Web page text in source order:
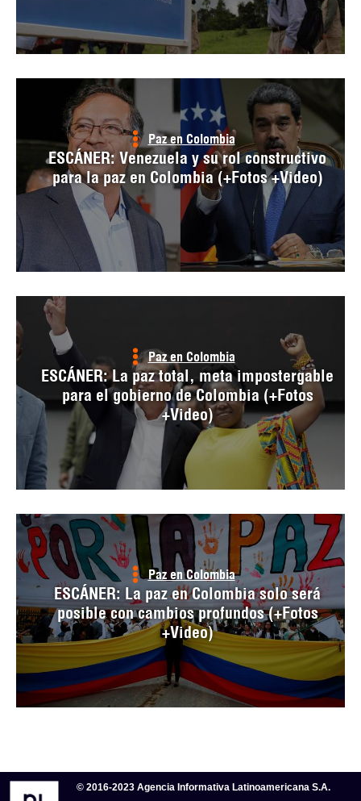
Paz en Colombia
ESCÁNER: Venezuela y su rol constructivo
para la paz en Colombia (+Fotos +Video)
Paz en Colombia
ESCÁNER: La paz total, meta impostergable
para el gobierno de Colombia (+Fotos
+Video)
Paz en Colombia
ESCÁNER: La paz en Colombia solo será
posible con cambios profundos (+Fotos
+Video)
© 2016-2023 Agencia Informativa Latinoamericana S.A.